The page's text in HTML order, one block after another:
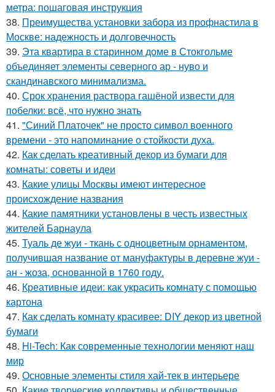
метра: пошаговая инструкция
38. Преимущества установки забора из профнастила в
Москве: надежность и долговечность
39. Эта квартира в старинном доме в Стокгольме
объединяет элементы северного ар - нуво и
скандинавского минимализма.
40. Срок хранения раствора гашёной извести для
побелки: всё, что нужно знать
41. "Синий Платочек" не просто символ военного
времени - это напоминание о стойкости духа.
42. Как сделать креативный декор из бумаги для
комнаты: советы и идеи
43. Какие улицы Москвы имеют интересное
происхождение названия
44. Какие памятники установлены в честь известных
жителей Барнаула
45. Туаль де жуи - ткань с одноцветным орнаментом,
получившая название от мануфактуры в деревне жуи -
ан - жоза, основанной в 1760 году.
46. Креативные идеи: как украсить комнату с помощью
картона
47. Как сделать комнату красивее: DIY декор из цветной
бумаги
48. Hi-Tech: Как современные технологии меняют наш
мир
49. Основные элементы стиля хай-тек в интерьере